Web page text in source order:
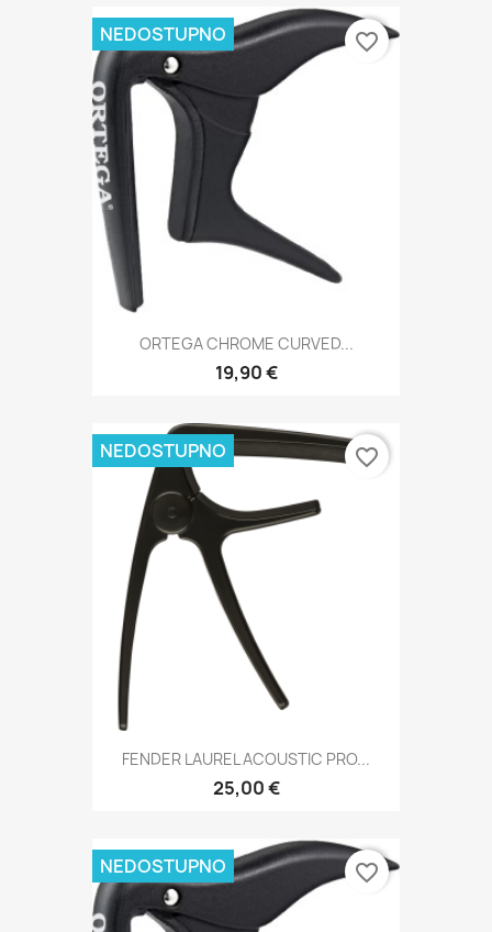
ORTEGA CHROME CURVED...
19,90 €
NEDOSTUPNO favorite_border
FENDER LAUREL ACOUSTIC PRO...
25,00 €
NEDOSTUPNO favorite_border
NEDOSTUPNO favorite_border